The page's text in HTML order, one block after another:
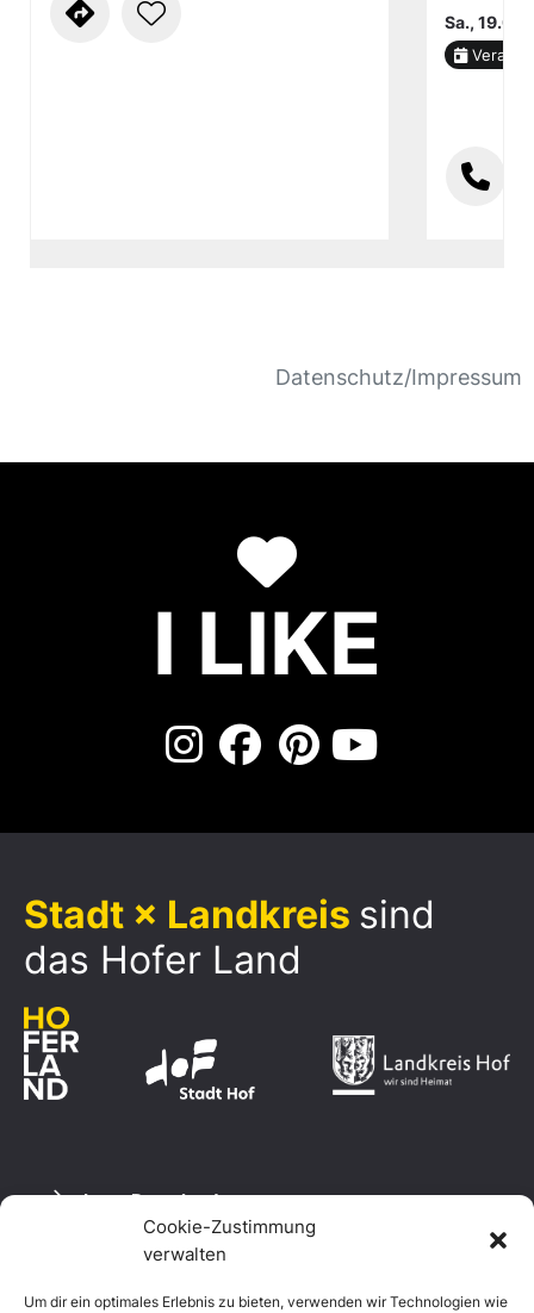
Cookie-Zustimmung
verwalten
Um dir ein optimales Erlebnis zu bieten, verwenden wir Technologien wie
Sa.,
Datenschutz/Impressum
I LIKE
Stadt × Landkreis sind
das Hofer Land
Logo Download